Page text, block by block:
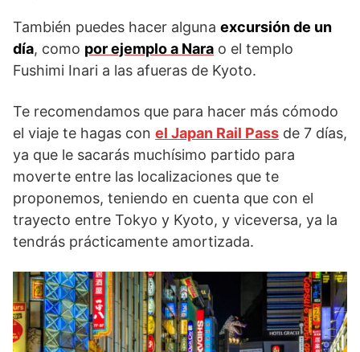
También puedes hacer alguna excursión de un
día, como por ejemplo a Nara o el templo
Fushimi Inari a las afueras de Kyoto.
Te recomendamos que para hacer más cómodo
el viaje te hagas con el Japan Rail Pass de 7 días,
ya que le sacarás muchísimo partido para
moverte entre las localizaciones que te
proponemos, teniendo en cuenta que con el
trayecto entre Tokyo y Kyoto, y viceversa, ya la
tendrás prácticamente amortizada.